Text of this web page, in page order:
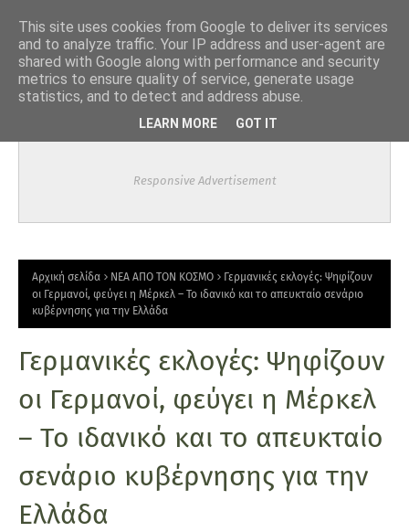
Responsive Advertisement
Αρχική σελίδα ΝΕΑ ΑΠΟ ΤΟΝ ΚΟΣΜΟ
Γερμανικές εκλογές: Ψηφίζουν
οι Γερμανοί, φεύγει η Μέρκελ – Το ιδανικό και το απευκταίο σενάριο
κυβέρνησης για την Ελλάδα
Γερμανικές εκλογές: Ψηφίζουν
οι Γερμανοί, φεύγει η Μέρκελ
– Το ιδανικό και το απευκταίο
σενάριο κυβέρνησης για την
Ελλάδα
This site uses cookies from Google to deliver its services
and to analyze traffic. Your IP address and user-agent are
shared with Google along with performance and security
metrics to ensure quality of service, generate usage
statistics, and to detect and address abuse.
LEARN MORE GOT IT